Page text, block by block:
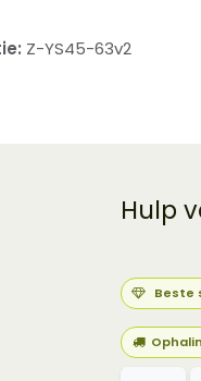
Z-YS45-63v2
Hulp
Beste